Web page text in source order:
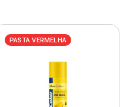
PASTA VERMELHA